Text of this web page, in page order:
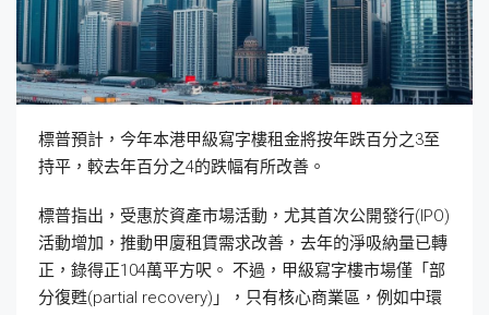
標普預計，今年本港甲級寫字樓租金將按年跌百分之3至
持平，較去年百分之4的跌幅有所改善。
標普指出，受惠於資產市場活動，尤其首次公開發行(IPO)
活動增加，推動甲廈租賃需求改善，去年的淨吸納量已轉
正，錄得正104萬平方呎。 不過，甲級寫字樓市場僅「部
分復甦(partial recovery)」，只有核心商業區，例如中環